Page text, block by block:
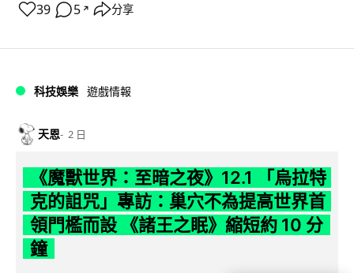
39 5 ↗ 分享
科技娛樂 遊戲情報
天恩 2 日
《魔獸世界：至暗之夜》12.1 「烏拉特
克的詛咒」專訪：巢穴不為提高世界首
領門檻而設 《諸王之眠》縮短約 10 分
鐘